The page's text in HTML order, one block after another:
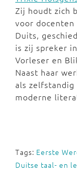
Zij houdt zich
voor docenten
Duits,
is zij spreker
Vorleser en
Naast haar
als
moderne
Tags: Eerste
Duitse taal- en